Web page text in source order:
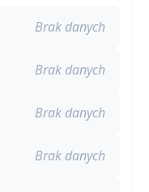
Brak danych
Brak danych
Brak danych
Brak danych